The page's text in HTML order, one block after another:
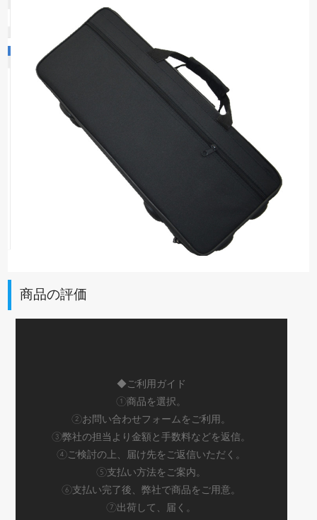
商品の評価
◆ご利用ガイド
①商品を選択。
②お問い合わせフォームをご利用。
③弊社の担当より金額と手数料などを返信。
④ご検討の上、届け先をご返信いただく。
⑤支払い方法をご案内。
⑥支払い完了後、弊社で商品をご用意。
⑦出荷して、届く。